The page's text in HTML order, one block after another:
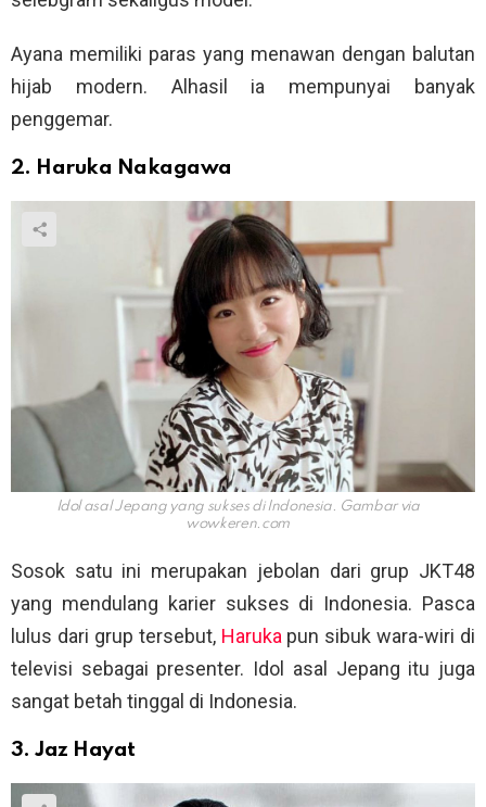
Ayana memiliki paras yang menawan dengan balutan
hijab modern. Alhasil ia mempunyai banyak
penggemar.
2. Haruka Nakagawa
Idol asal Jepang yang sukses di Indonesia. Gambar via
wowkeren.com
Sosok satu ini merupakan jebolan dari grup JKT48
yang mendulang karier sukses di Indonesia. Pasca
lulus dari grup tersebut, Harukapun sibuk wara-wiri di
televisi sebagai presenter. Idol asal Jepang itu juga
sangat betah tinggal di Indonesia.
3. Jaz Hayat